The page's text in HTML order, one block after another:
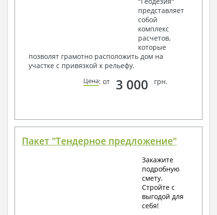
представляет
собой
комплекс
расчетов,
которые
позволят грамотно расположить дом на
участке с привязкой к рельефу.
Цена: от 3 000 грн.
Пакет "Тендерное предложение"
Закажите
подробную
смету.
Стройте с
выгодой для
себя!